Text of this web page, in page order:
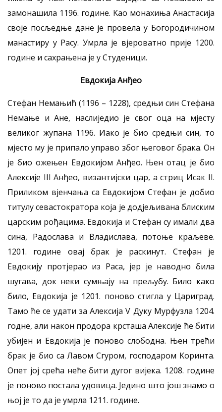
замонашила 1196. године. Kао монахиња Анастасија
своје посљедње дане је провела у Богородичином
манастиру у Расу. Умрла је вјероватно прије 1200.
године и сахрањена је у Студеници.
Евдокија Анђео
Стефан Немањић (1196 – 1228), средњи син Стефана
Немање и Ане, наслиједио је свог оца на мјесту
великог жупана 1196. Иако је био средњи син, то
мјесто му је припало управо због његовог брака. Он
је био ожењен Евдокијом Анђео. Њен отац је био
Алексије III Анђео, византијски цар, а стриц Исак II.
Приликом вјенчања са Евдокијом Стефан је добио
титулу севастократора која је додјељивана блиским
царским рођацима. Евдокија и Стефан су имали два
сина, Радослава и Владислава, потоње краљеве.
1201. године овај брак је раскинут. Стефан је
Евдокију протјерао из Раса, јер је наводно била
шугава, док неки сумњају на прељубу. Било како
било, Евдокија је 1201. поново стигла у Цариград.
Тамо ће се удати за Алексија V Дуку Мурфузла 1204.
годне, али након продора крсташа Алексије ће бити
убијен и Евдокија је поново слободна. Њен трећи
брак је био са Лавом Сгуром, господаром Kоринта.
Опет јој срећа неће бити дугог вијека. 1208. године
је поново постала удовица. Једино што још знамо о
њој је то да је умрла 1211. године.